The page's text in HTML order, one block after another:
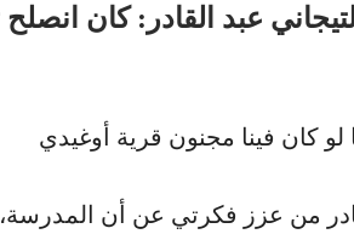
عبد القادر: كان انصلح
لو كان فينا مجنون قرية أوغيدي
من عزز فكرتي عن أن